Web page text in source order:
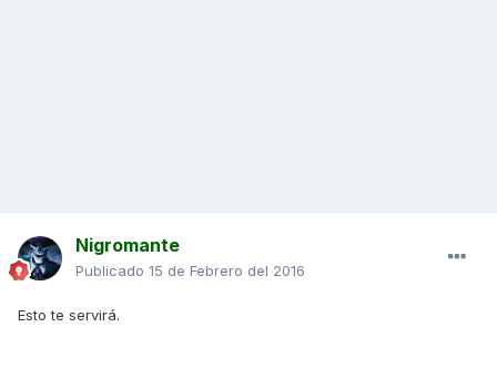
Nigromante
Publicado 15 de Febrero del 2016
Esto te servirá.